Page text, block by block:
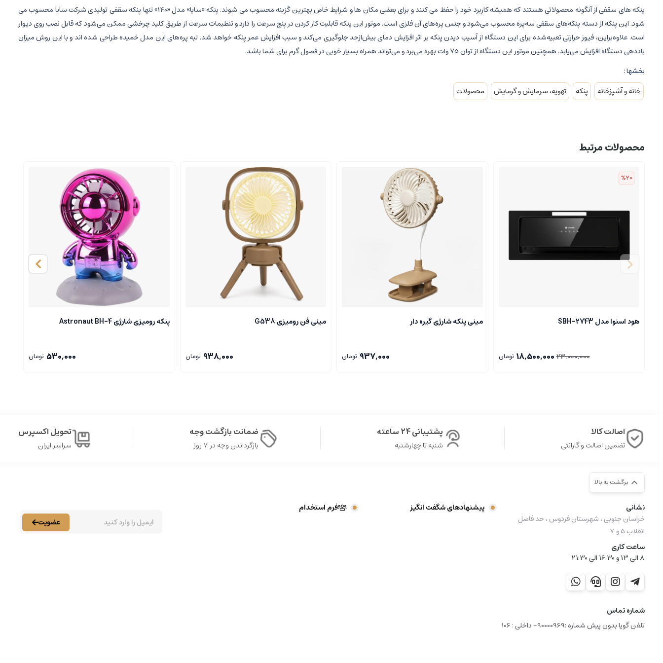
پنکه های سقفی از آنگونه محصولاتی هستند که همیشه کاربرد خود را حفظ می کنند و برای بعضی مکان ها و شرایط خاص بهترین گزینه محسوب می شوند. پنکه «سایا» مدل «140» تنها پنکه سقفی تولیدی شرکت سایا محسوب می
شود. این پنکه از دسته پنکه‌های سقفی سه‌پره محسوب می‌شود و جنس پره‌های آن فلزی است. موتور این پنکه قابلیت کار کردن در پنج سرعت را دارد و تنظیمات سرعت از طریق کلید چرخشی ممکن می‌شود که قابل نصب روی دیوار
است. علاوه‌براین، فیوز حرارتی تعبیه‌شده برای این دستگاه از آسیب دیدن پنکه بر اثر افزایش دمای بیش‌ازحد جلوگیری می‌کند و سبب افزایش عمر پنکه خواهد شد. لبه پره‌های این مدل خمیده طراحی شده اند و با این روش میزان
باددهی دستگاه افزایش می‌یابد. همچنین موتور این دستگاه از توان 75 وات بهره می‌برد و می‌تواند همراه بسیار خوبی در فصول گرم برای شما باشد.
بخشها :
خانه و آشپزخانه
پنکه تهویه، سرمایش و گرمایش محصولات
محصولات مرتبط
%20
هود اسنوا مدل SBH-2743
23,000,000
18,500,000 تومان
مینی پنکه شارژی گیره دار
937,000 تومان
مینی فن رومیزی G538
938,000 تومان
پنکه رومیزی شارژی Astronaut BH-4
530,000 تومان
اصالت کالا
تضمین اصالت و گارانتی
پشتیبانی 24 ساعته
شنبه تا چهارشنبه
ضمانت بازگشت وجه
بازگرداندن وجه در ۷ روز
تحویل اکسپرس
سراسر ایران
برگشت به بالا
نشانی
خراسان جنوبی ، شهرستان فردوس ، حد فاصل
انقلاب 5 و 7
ساعت کاری
8 الی 13 و 16:30 الی 21:30
شماره تماس
تلفن گویا بدون پیش شماره :90000969- داخلی : 106
پیشنهادهای شگفت انگیز
فرم استخدام
عضویت